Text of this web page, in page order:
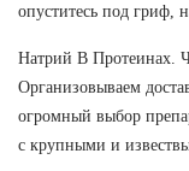
опуститесь под гриф,
Натрий В Протеинах.
Организовываем
огромный выбор
с крупными и